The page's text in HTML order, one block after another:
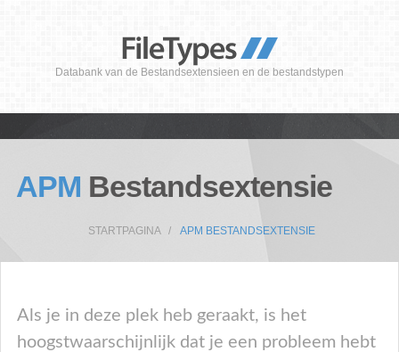
Databank van de Bestandsextensieen en de bestandstypen
APM Bestandsextensie
STARTPAGINA APM BESTANDSEXTENSIE
Als je in deze plek heb geraakt, is het
hoogstwaarschijnlijk dat je een probleem hebt